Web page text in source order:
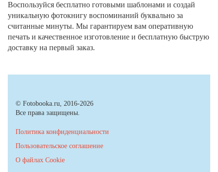
Воспользуйся бесплатно готовыми шаблонами и создай
уникальную фотокнигу воспоминаний буквально за
считанные минуты. Мы гарантируем вам оперативную
печать и качественное изготовление и бесплатную быструю
доставку на первый заказ.
© Fotobooka.ru, 2016-2026
Все права защищены.
Политика конфиденциальности
Пользовательское соглашение
О файлах Cookie